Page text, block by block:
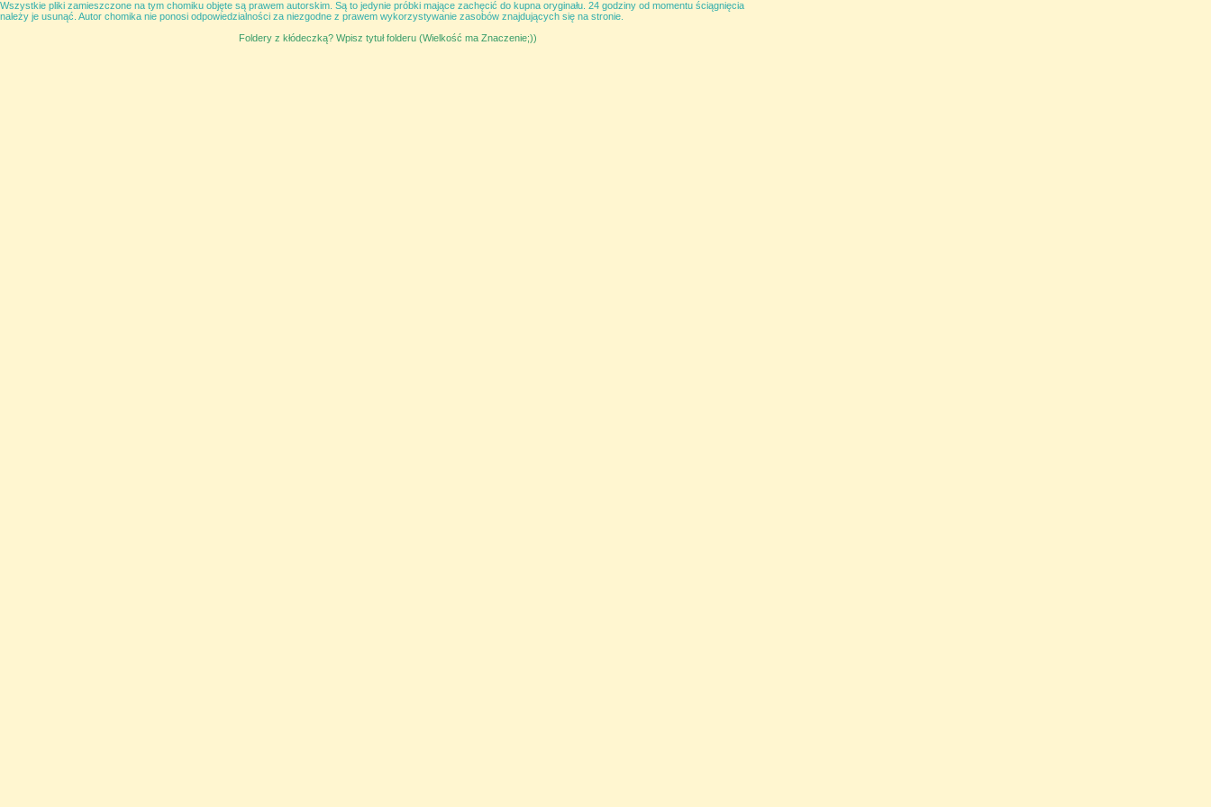
Wszystkie pliki zamieszczone na tym chomiku objęte są prawem autorskim. Są to jedynie próbki mające zachęcić do kupna oryginału. 24 godziny od momentu ściągnięcia
należy je usunąć. Autor chomika nie ponosi odpowiedzialności za niezgodne z prawem wykorzystywanie zasobów znajdujących się na stronie.
Foldery z kłódeczką? Wpisz tytuł folderu (Wielkość ma Znaczenie;))